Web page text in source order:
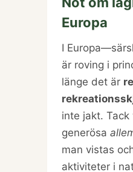
Europa
I
är roving i
länge det är
inte jakt. Tack
generösa
man vistas
aktiviteter i